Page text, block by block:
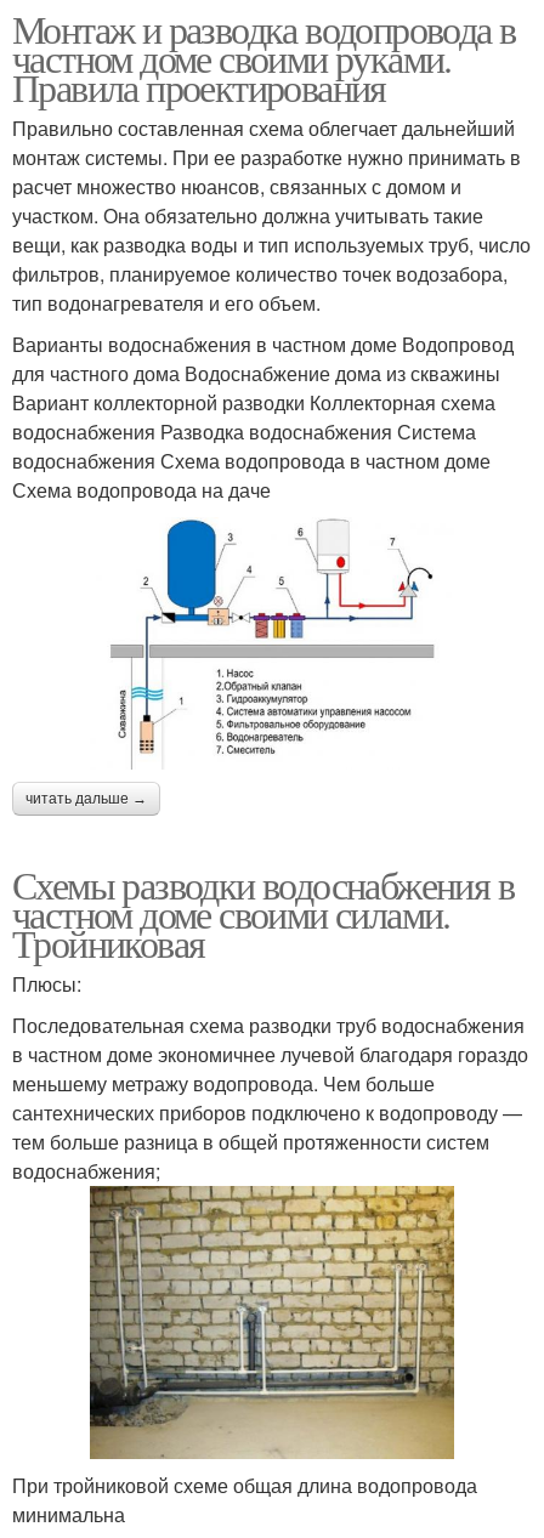
Монтаж и разводка водопровода в
частном доме своими руками.
Правила проектирования
Правильно составленная схема облегчает дальнейший
монтаж системы. При ее разработке нужно принимать в
расчет множество нюансов, связанных с домом и
участком. Она обязательно должна учитывать такие
вещи, как разводка воды и тип используемых труб, число
фильтров, планируемое количество точек водозабора,
тип водонагревателя и его объем.
Варианты водоснабжения в частном доме Водопровод
для частного дома Водоснабжение дома из скважины
Вариант коллекторной разводки Коллекторная схема
водоснабжения Разводка водоснабжения Система
водоснабжения Схема водопровода в частном доме
Схема водопровода на даче
читать дальше →
Схемы разводки водоснабжения в
частном доме своими силами.
Тройниковая
Плюсы:
Последовательная схема разводки труб водоснабжения
в частном доме экономичнее лучевой благодаря гораздо
меньшему метражу водопровода. Чем больше
сантехнических приборов подключено к водопроводу —
тем больше разница в общей протяженности систем
водоснабжения;
При тройниковой схеме общая длина водопровода
минимальна